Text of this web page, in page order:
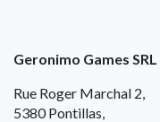
Geronimo Games SRL
Rue Roger Marchal 2,
5380 Pontillas,